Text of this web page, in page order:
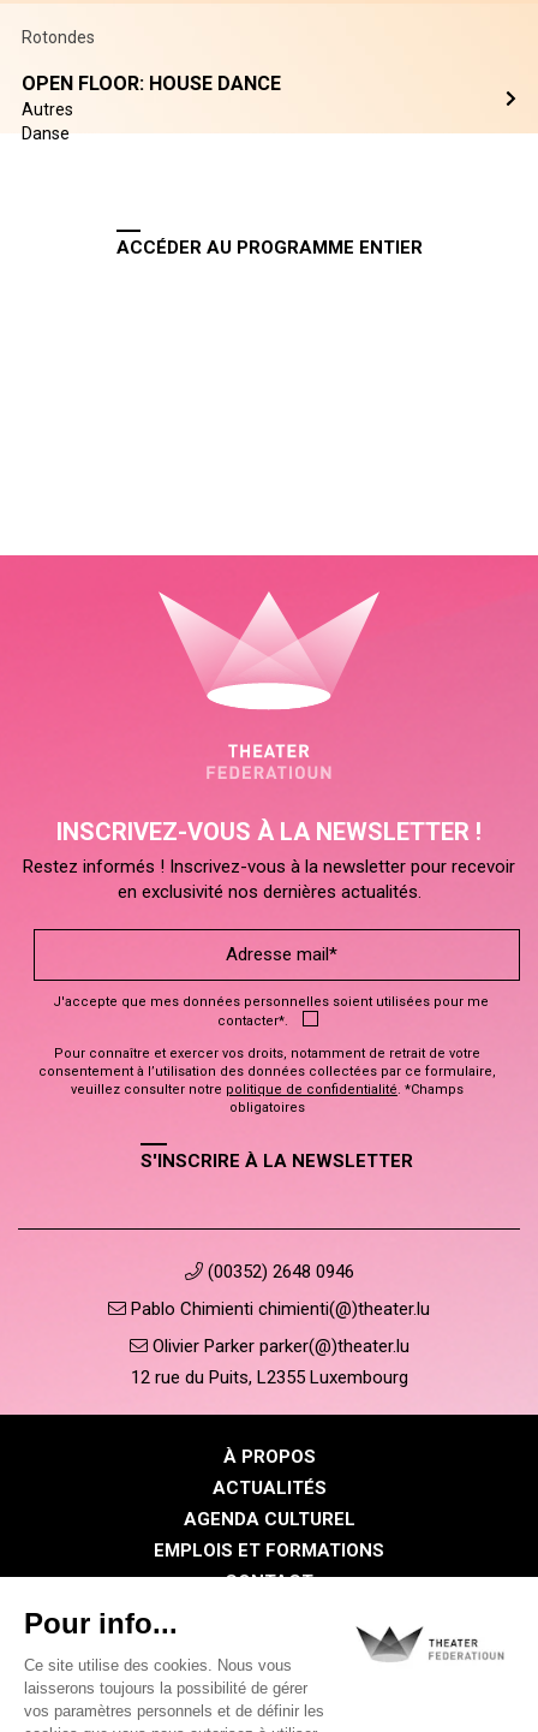
Rotondes
OPEN FLOOR: HOUSE DANCE
Autres
Danse
ACCÉDER AU PROGRAMME ENTIER
INSCRIVEZ-VOUS À LA NEWSLETTER !
Restez informés ! Inscrivez-vous à la newsletter pour recevoir
en exclusivité nos dernières actualités.
J'accepte que mes données personnelles soient utilisées pour me
contacter*.
Pour connaître et exercer vos droits, notamment de retrait de votre
consentement à l’utilisation des données collectées par ce formulaire,
veuillez consulter notre politique de confidentialité. *Champs
obligatoires
S'INSCRIRE À LA NEWSLETTER
(00352) 2648 0946
Pablo Chimienti chimienti(@)theater.lu
Olivier Parker parker(@)theater.lu
12 rue du Puits, L2355 Luxembourg
À PROPOS
ACTUALITÉS
AGENDA CULTUREL
EMPLOIS ET FORMATIONS
CONTACT
Politique de confidentialité
Politique des cookies